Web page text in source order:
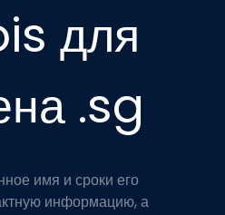
для
.sg
имя и сроки его
информацию, а